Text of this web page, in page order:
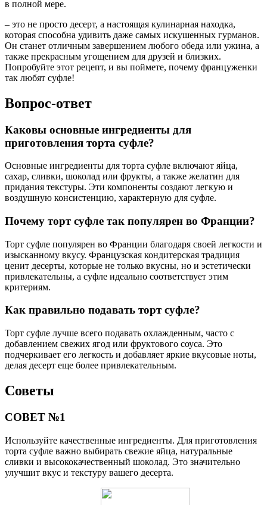
в полной мере.
– это не просто десерт, а настоящая кулинарная находка,
которая способна удивить даже самых искушенных гурманов.
Он станет отличным завершением любого обеда или ужина, а
также прекрасным угощением для друзей и близких.
Попробуйте этот рецепт, и вы поймете, почему француженки
так любят суфле!
Вопрос-ответ
Каковы основные ингредиенты для
приготовления торта суфле?
Основные ингредиенты для торта суфле включают яйца,
сахар, сливки, шоколад или фрукты, а также желатин для
придания текстуры. Эти компоненты создают легкую и
воздушную консистенцию, характерную для суфле.
Почему торт суфле так популярен во Франции?
Торт суфле популярен во Франции благодаря своей легкости и
изысканному вкусу. Французская кондитерская традиция
ценит десерты, которые не только вкусны, но и эстетически
привлекательны, а суфле идеально соответствует этим
критериям.
Как правильно подавать торт суфле?
Торт суфле лучше всего подавать охлажденным, часто с
добавлением свежих ягод или фруктового соуса. Это
подчеркивает его легкость и добавляет яркие вкусовые ноты,
делая десерт еще более привлекательным.
Советы
СОВЕТ №1
Используйте качественные ингредиенты. Для приготовления
торта суфле важно выбирать свежие яйца, натуральные
сливки и высококачественный шоколад. Это значительно
улучшит вкус и текстуру вашего десерта.